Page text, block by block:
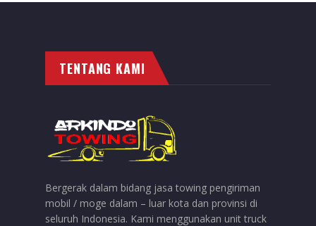
TENTANG KAMI
Bergerak dalam bidang jasa towing pengiriman
mobil / moge dalam – luar kota dan provinsi di
seluruh Indonesia. Kami menggunakan unit truck